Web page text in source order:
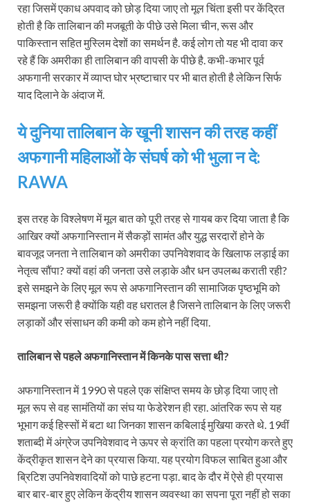
रहा जिसमें एकाध अपवाद को छोड़ दिया जाए तो मूल चिंता इसी पर केंद्रित
होती है कि तालिबान की मजबूती के पीछे उसे मिला चीन, रूस और
पाकिस्तान सहित मुस्लिम देशों का समर्थन है. कई लोग तो यह भी दावा कर
रहे हैं कि अमरीका ही तालिबान की वापसी के पीछे है. कभी-कभार पूर्व
अफगानी सरकार में व्याप्त घोर भ्रष्टाचार पर भी बात होती है लेकिन सिर्फ
याद दिलाने के अंदाज में.
ये दुनिया तालिबान के खूनी शासन की तरह कहीं
अफगानी महिलाओं के संघर्ष को भी भुला न दे:
RAWA
इस तरह के विश्लेषण में मूल बात को पूरी तरह से गायब कर दिया जाता है कि
आखिर क्यों अफगानिस्तान में सैकड़ों सामंत और युद्ध सरदारों होने के
बावजूद जनता ने तालिबान को अमरीका उपनिवेशवाद के खिलाफ लड़ाई का
नेतृत्व सौंपा? क्यों वहां की जनता उसे लड़ाके और धन उपलब्ध कराती रही?
इसे समझने के लिए मूल रूप से अफगानिस्तान की सामाजिक पृष्ठभूमि को
समझना जरूरी है क्योंकि यही वह धरातल है जिसने तालिबान के लिए जरूरी
लड़ाकों और संसाधन की कमी को कम होने नहीं दिया.
तालिबान से पहले अफगानिस्तान में किनके पास सत्ता थी?
अफगानिस्तान में 1990 से पहले एक संक्षिप्त समय के छोड़ दिया जाए तो
मूल रूप से वह सामंतियों का संघ या फेडेरेशन ही रहा. आंतरिक रूप से यह
भूभाग कई हिस्सों में बटा था जिनका शासन कबिलाई मुखिया करते थे. 19वीं
शताब्दी में अंग्रेज उपनिवेशवाद ने ऊपर से क्रांति का पहला प्रयोग करते हुए
केंद्रीकृत शासन देने का प्रयास किया. यह प्रयोग विफल साबित हुआ और
ब्रिटिश उपनिवेशवादियों को पाछे हटना पड़ा. बाद के दौर में ऐसे ही प्रयास
बार बार-बार हुए लेकिन केंद्रीय शासन व्यवस्था का सपना पूरा नहीं हो सका